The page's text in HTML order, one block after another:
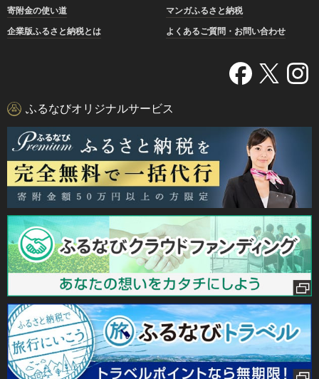
寄附金の使い道
マンガふるさと納税
企業版ふるさと納税とは
よくあるご質問・お問い合わせ
ふるなびオリジナルサービス